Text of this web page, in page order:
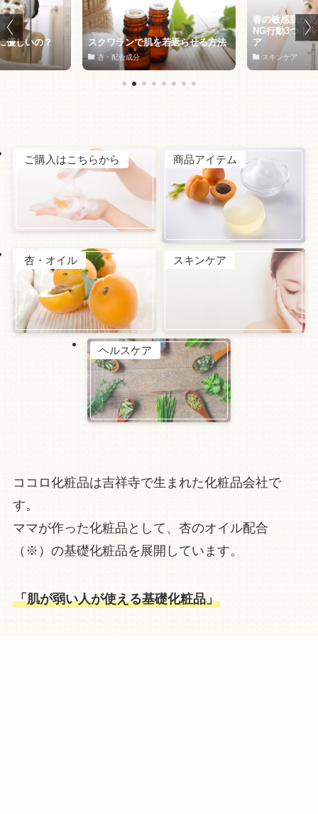
優しいの？ スクワランで肌を若返らせる方法
杏・配合成分
春の敏感肌が
NG行動3つ｜
ア
スキンケア
ご購入はこちらから 商品アイテム
杏・オイル スキンケア
ヘルスケア
ココロ化粧品は吉祥寺で生まれた化粧品会社で
す。
ママが作った化粧品として、杏のオイル配合
（※）の基礎化粧品を展開しています。
「肌が弱い人が使える基礎化粧品」